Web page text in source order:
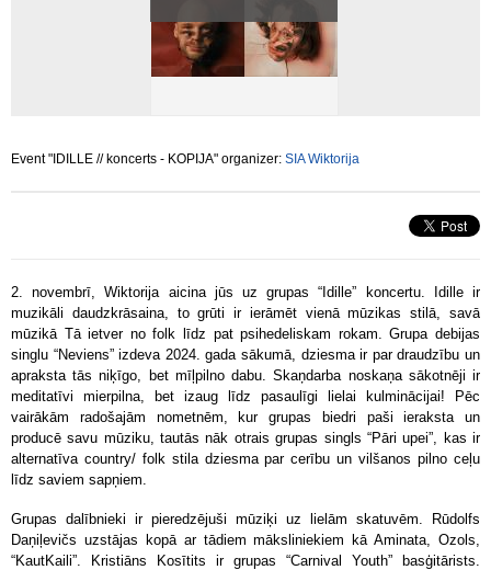
Event "IDILLE // koncerts - KOPIJA" organizer: SIA Wiktorija
2. novembrī, Wiktorija aicina jūs uz grupas “Idille” koncertu. Idille ir
muzikāli daudzkrāsaina, to grūti ir ierāmēt vienā mūzikas stilā, savā
mūzikā Tā ietver no folk līdz pat psihedeliskam rokam. Grupa debijas
singlu “Neviens” izdeva 2024. gada sākumā, dziesma ir par draudzību un
apraksta tās niķīgo, bet mīļpilno dabu. Skaņdarba noskaņa sākotnēji ir
meditatīvi mierpilna, bet izaug līdz pasaulīgi lielai kulminācijai! Pēc
vairākām radošajām nometnēm, kur grupas biedri paši ieraksta un
producē savu mūziku, tautās nāk otrais grupas singls “Pāri upei”, kas ir
alternatīva country/ folk stila dziesma par cerību un vilšanos pilno ceļu
līdz saviem sapņiem.
Grupas dalībnieki ir pieredzējuši mūziķi uz lielām skatuvēm. Rūdolfs
Daņiļevičs uzstājas kopā ar tādiem māksliniekiem kā Aminata, Ozols,
“KautKaili”. Kristiāns Kosītits ir grupas “Carnival Youth” basģitārists.